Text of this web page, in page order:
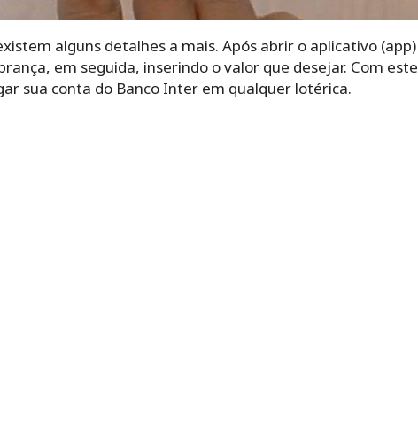
alguns detalhes a mais. Após abrir o aplicativo
em seguida, inserindo o valor que desejar. Com
sua conta do Banco Inter em qualquer lotérica.